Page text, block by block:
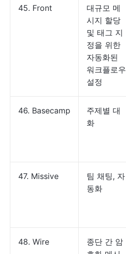
45. Front
대규모 메
시지 할당
및 태그 지
정을 위한
자동화된
워크플로우
설정
46. Basecamp
주제별 대
화
47. Missive
팀 채팅, 자
동화
48. Wire
종단 간 암